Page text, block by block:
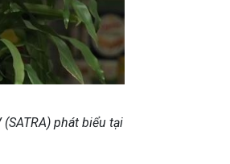
phát biểu tại